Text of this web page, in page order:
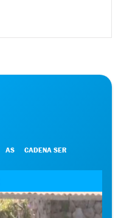
AS CADENA SER